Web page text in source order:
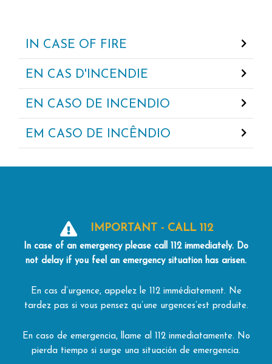
IN CASE OF FIRE
EN CAS D'INCENDIE
EN CASO DE INCENDIO
EM CASO DE INCÊNDIO
IMPORTANT - CALL 112
In case of an emergency please call 112 immediately. Do
not delay if you feel an emergency situation has arisen.
En cas d’urgence, appelez le 112 immédiatement. Ne
tardez pas si vous pensez qu’une urgences’est produite.
En caso de emergencia, llame al 112 inmediatamente. No
pierda tiempo si surge una situación de emergencia.